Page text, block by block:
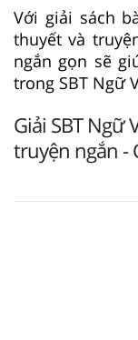
Với giải sách
thuyết và
ngắn gọn sẽ
trong SBT Ngữ
Giải SBT Ngữ
truyện ngắn -